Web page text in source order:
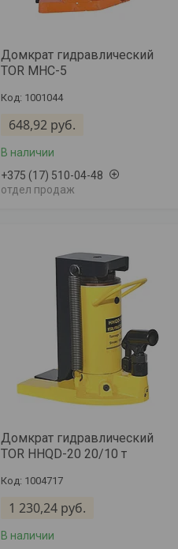
Домкрат гидравлический
TOR MHC-5
1001044
648,92 руб.
В наличии
+375 (17) 510-04-48
отдел продаж
Домкрат гидравлический
TOR HHQD-20 20/10 т
1004717
1 230,24 руб.
В наличии